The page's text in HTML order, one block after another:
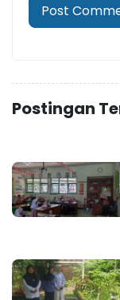
Postingan